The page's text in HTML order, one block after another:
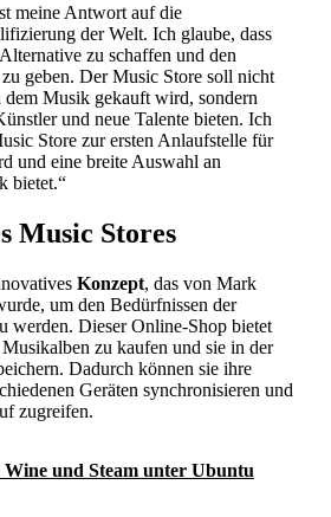
meine Antwort auf die
der Welt. Ich glaube, dass
zu schaffen und den
geben. Der Music Store soll nicht
dem Musik gekauft wird, sondern
und neue Talente bieten. Ich
Store zur ersten Anlaufstelle für
und eine breite Auswahl an
bietet.“
Music Stores
Konzept, das von Mark
um den Bedürfnissen der
werden. Dieser Online-Shop bietet
zu kaufen und sie in der
Dadurch können sie ihre
Geräten synchronisieren und
zugreifen.
Wine und Steam unter Ubuntu